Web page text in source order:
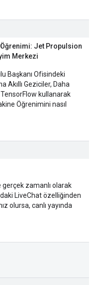
Jet Propulsion
Merkezi
Başkanı Ofisindeki
Akıllı Geziciler, Daha
TensorFlow kullanarak
Öğrenimini nasıl
zamanlı olarak
LiveChat özelliğinden
olursa, canlı yayında